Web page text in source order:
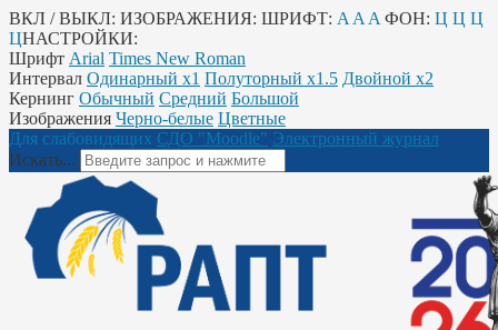
ВКЛ / ВЫКЛ: ИЗОБРАЖЕНИЯ: ШРИФТ: A A A ФОН: Ц Ц Ц
ЦНАСТРОЙКИ:
Шрифт Arial Times New Roman
Интервал Одинарный х1 Полуторный х1.5 Двойной х2
Кернинг Обычный Средний Большой
Изображения Черно-белые Цветные
Для слабовидящих СДО "Moodle" Электронный журнал
Искать...